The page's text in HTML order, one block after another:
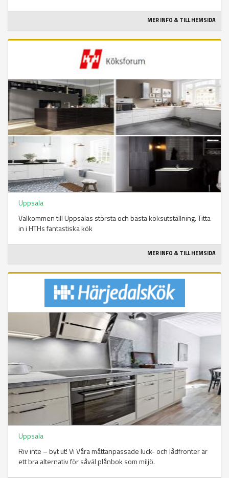
MER INFO & TILL HEMSIDA
Uppsala
Välkommen till Uppsalas största och bästa köksutställning. Titta
in i HTHs fantastiska kök
MER INFO & TILL HEMSIDA
Uppsala
Riv inte – byt ut! Vi Våra måttanpassade luck- och lådfronter är
ett bra alternativ för såväl plånbok som miljö.